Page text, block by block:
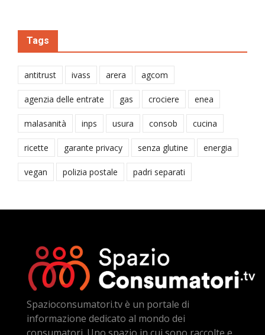
Tags
antitrust ivass arera agcom
agenzia delle entrate gas crociere enea
malasanità inps usura consob cucina
ricette garante privacy senza glutine energia
vegan polizia postale padri separati
Spazioconsumatori.tv è un portale di
informazione dedicato al mondo dei
consumatori. Uno spazio in cui sono raccolte e